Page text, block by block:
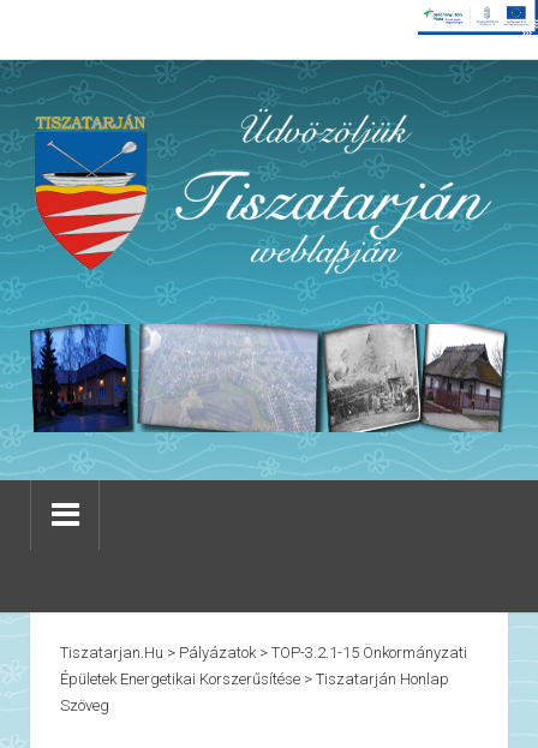
Tiszatarjan.hu > Pályázatok> TOP-3.2.1-15 Önkormányzati
Épületek Energetikai Korszerűsítése > Tiszatarján Honlap
Szöveg